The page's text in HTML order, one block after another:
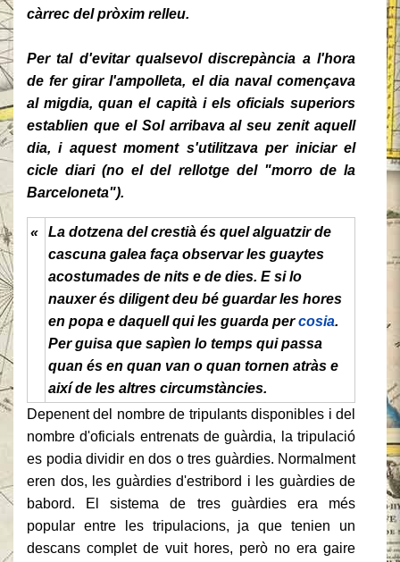
càrrec del pròxim relleu.
Per tal d'evitar qualsevol discrepància a l'hora
de fer girar l'ampolleta, el dia naval començava
al migdia, quan el capità i els oficials superiors
establien que el Sol arribava al seu zenit aquell
dia, i aquest moment s'utilitzava per iniciar el
cicle diari (no el del rellotge del "morro de la
Barceloneta").
«
La dotzena del crestià és quel alguatzir de
cascuna galea faça observar les guaytes
acostumades de nits e de dies. E si lo
nauxer és diligent deu bé guardar les hores
en popa e daquell qui les guarda percosia.
Per guisa que sapìen lo temps qui passa
quan és en quan van o quan tornen atràs e
així de les altres circumstàncies.
Depenent del nombre de tripulants disponibles i del
nombre d'oficials entrenats de guàrdia, la tripulació
es podia dividir en dos o tres guàrdies. Normalment
eren dos, les guàrdies d'estribord i les guàrdies de
babord. El sistema de tres guàrdies era més
popular entre les tripulacions, ja que tenien un
descans complet de vuit hores, però no era gaire